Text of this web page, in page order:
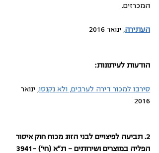
המכרזים.
העתירה, ינואר 2016
הודעות לעיתונות:
סירבו למכור דירה לערבים, ולא נקנסו, ינואר
2016
2. תביעה לפיצויים לבני הזוג מכוח חוק איסור
הפליה במוצרים ושירותים – ת"א (חי') 3941-